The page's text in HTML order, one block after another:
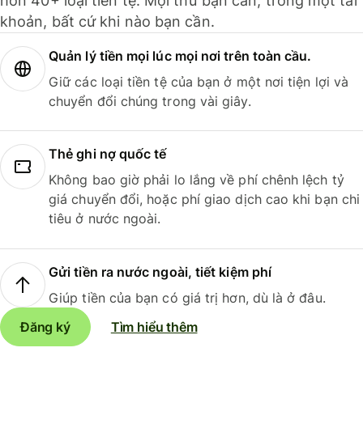
khoản, bất cứ khi nào bạn cần.
Quản lý tiền mọi lúc mọi nơi trên toàn cầu.
Giữ các loại tiền tệ của bạn ở một nơi tiện lợi và
chuyển đổi chúng trong vài giây.
Thẻ ghi nợ quốc tế
Không bao giờ phải lo lắng về phí chênh lệch tỷ
giá chuyển đổi, hoặc phí giao dịch cao khi bạn chi
tiêu ở nước ngoài.
Gửi tiền ra nước ngoài, tiết kiệm phí
Giúp tiền của bạn có giá trị hơn, dù là ở đâu.
Đăng ký
Tìm hiểu thêm